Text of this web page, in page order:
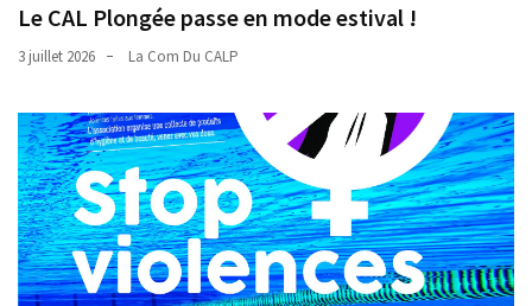
Le CAL Plongée passe en mode estival !
3 juillet 2026 La Com Du CALP